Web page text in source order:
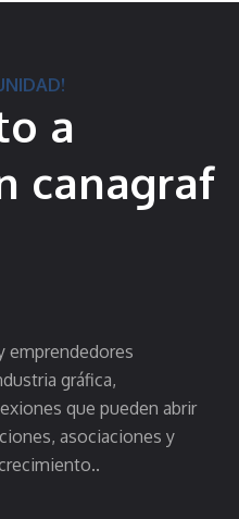
a
canagraf
emprendedores
gráfica,
que pueden abrir
asociaciones y